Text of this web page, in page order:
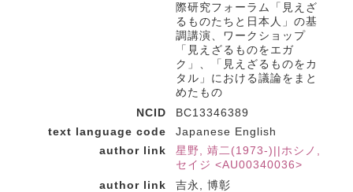
際研究フォーラム「見えざ
るものたちと日本人」の基
調講演、ワークショップ
「見えざるものをエガ
ク」、「見えざるものをカ
タル」における議論をまと
めたもの
NCID
BC13346389
text language code
Japanese English
author link
星野, 靖二(1973-)||ホシノ,
セイジ <AU00340036>
author link
吉永, 博彰